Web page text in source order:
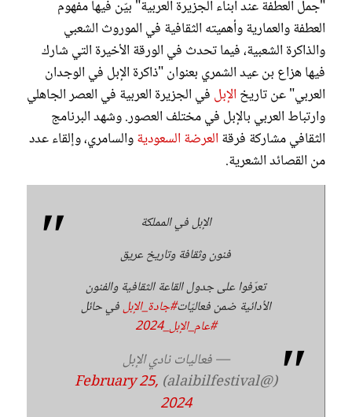
"جمل العطفة عند أبناء الجزيرة العربية" بيّن فيها مفهوم
العطفة والعمارية وأهميته الثقافية في الموروث الشعبي
والذاكرة الشعبية، فيما تحدث في الورقة الأخيرة التي شارك
فيها هزاع بن عيد الشمري بعنوان "ذاكرة الإبل في الوجدان
العربي" عن تاريخ الإبل في الجزيرة العربية في العصر الجاهلي
وارتباط العربي بالإبل في مختلف العصور. وشهد البرنامج
الثقافي مشاركة فرقة العرضة السعوديةوالسامري، وإلقاء عدد
من القصائد الشعرية.
الإبل في المملكة
فنون وثقافة وتاريخ عريق
تعرّفوا على جدول القاعة الثقافية والفنون
الأدائية ضمن فعاليّات#جادة_الإبلفي حائل
#عام_الإبل_2024
— فعاليات نادي الإبل
(@alaibilfestival)
February 25,
2024